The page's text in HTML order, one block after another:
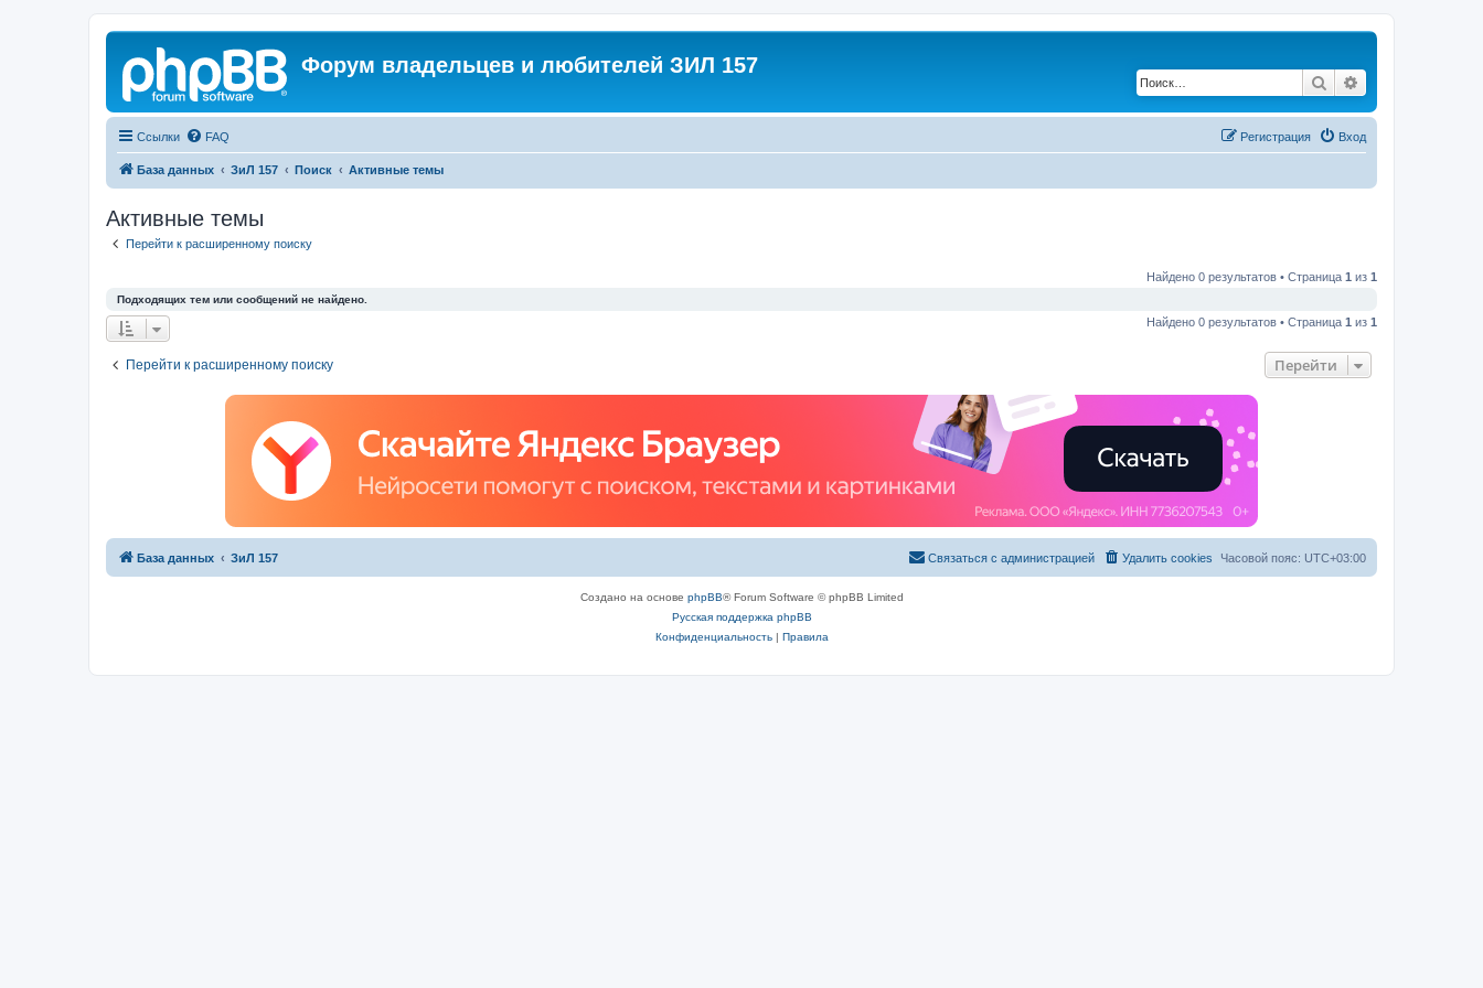
Форум владельцев и любителей ЗИЛ 157
Поиск
Ссылки FAQ Вход
Регистрация
База данных ЗиЛ 157 Поиск Активные темы
Активные темы
Перейти к расширенному поиску
Найдено 0 результатов • Страница 1 из 1
Подходящих тем или сообщений не найдено.
Найдено 0 результатов • Страница 1 из 1
Перейти к расширенному поиску Перейти
База данных ЗиЛ 157 Часовой пояс: UTC+03:00
Удалить cookies
Связаться с администрацией
Создано на основе phpBB® Forum Software © phpBB Limited
Русская поддержка phpBB
Конфиденциальность| Правила